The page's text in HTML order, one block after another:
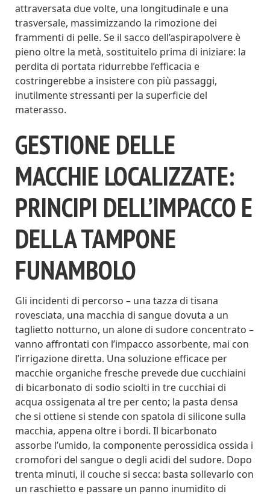
attraversata due volte, una longitudinale e una
trasversale, massimizzando la rimozione dei
frammenti di pelle. Se il sacco dell’aspirapolvere è
pieno oltre la metà, sostituitelo prima di iniziare: la
perdita di portata ridurrebbe l’efficacia e
costringerebbe a insistere con più passaggi,
inutilmente stressanti per la superficie del
materasso.
GESTIONE DELLE
MACCHIE LOCALIZZATE:
PRINCIPI DELL’IMPACCO E
DELLA TAMPONE
FUNAMBOLO
Gli incidenti di percorso – una tazza di tisana
rovesciata, una macchia di sangue dovuta a un
taglietto notturno, un alone di sudore concentrato –
vanno affrontati con l’impacco assorbente, mai con
l’irrigazione diretta. Una soluzione efficace per
macchie organiche fresche prevede due cucchiaini
di bicarbonato di sodio sciolti in tre cucchiai di
acqua ossigenata al tre per cento; la pasta densa
che si ottiene si stende con spatola di silicone sulla
macchia, appena oltre i bordi. Il bicarbonato
assorbe l’umido, la componente perossidica ossida i
cromofori del sangue o degli acidi del sudore. Dopo
trenta minuti, il couche si secca: basta sollevarlo con
un raschietto e passare un panno inumidito di